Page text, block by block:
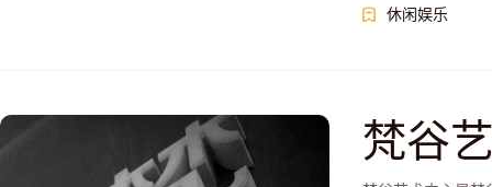
休闲娱乐
梵谷